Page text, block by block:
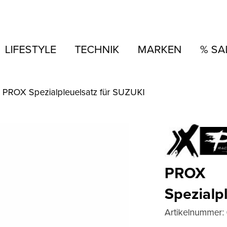
LIFESTYLE TECHNIK MARKEN %
PROX Spezialpleuelsatz für SUZUKI
PROX
Artikelnummer: